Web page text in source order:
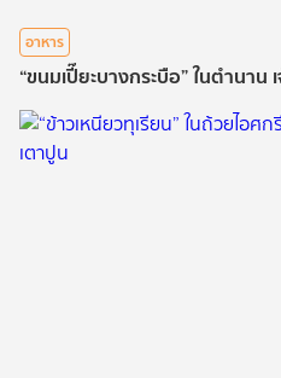
อาหาร
“ขนมเปี๊ยะบางกระบือ” ในตำนาน